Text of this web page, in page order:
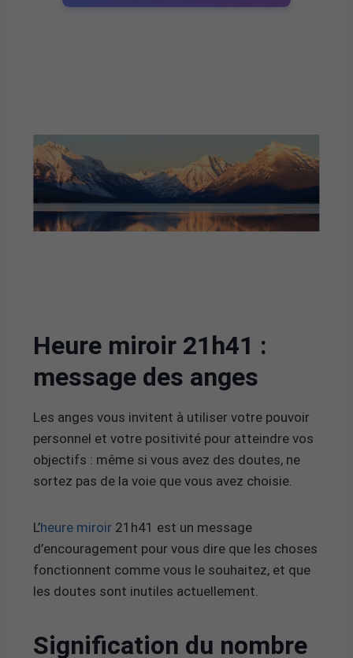
Heure miroir 21h41 :
message des anges
Les anges vous invitent à utiliser votre pouvoir
personnel et votre positivité pour atteindre vos
objectifs : même si vous avez des doutes, ne
sortez pas de la voie que vous avez choisie.
L’heure miroir 21h41 est un message
d’encouragement pour vous dire que les choses
fonctionnent comme vous le souhaitez, et que
les doutes sont inutiles actuellement.
Signification du nombre